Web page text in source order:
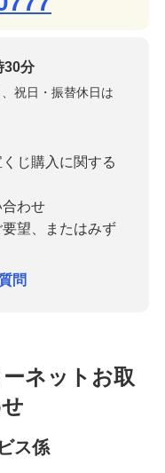
30分
祝日・振替休日は
じ購入に関する
わせ
望、またはみず
問
ネットお取
ス係